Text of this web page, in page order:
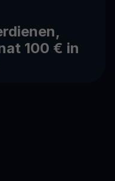
100 € in